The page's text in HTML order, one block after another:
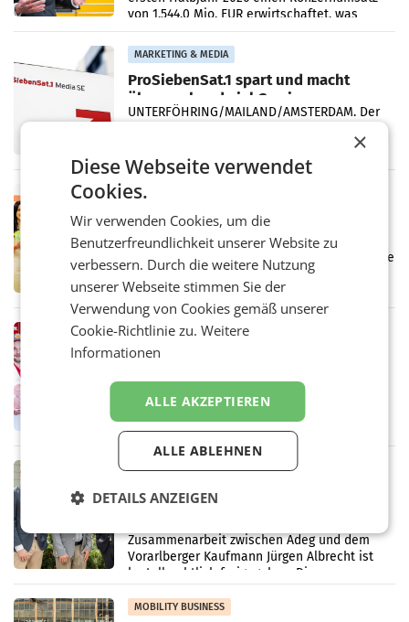
von 1.544,0 Mio. EUR erwirtschaftet, was
einem Plus von 3,8 Prozent gegenüber dem
Vergleichszeitraum
MARKETING & MEDIA
ProSiebenSat.1 spart und macht
überraschend viel Gewinn
UNTERFÖHRING/MAILAND/AMSTERDAM. Der
Frühjahr dank Kostensenkungen operativ
wieder Gewinn gemacht und die
Markterwartung deutlich übertroffen.
RETAIL
Eine Bühne für Zirkularität: ARA und
Müller informieren am POS über
Kreislauffähigkeit
Über den gesamten August hinweg rücken die
Altstoff Recycling Austria AG (ARA) und der
Handelskonzern Müller die Initiative
„Kreislauf-Helden“ in allen österreichischen
Müller-Filialen
RETAIL
Penny modernisiert zwei Filialen in
WIENER NEUDORF. – Im Rahmen einer
laufenden Modernisierungsoffensive
erneuert Penny zwei Filialen in Nieder- und
Oberösterreich. Die beiden Standorte liegen
in Haag sowie im rund
RETAIL
Alles bereit für den Wechsel: Jürgen
Zusammenarbeit zwischen Adeg und dem
Vorarlberger Kaufmann Jürgen Albrecht ist
kartellrechtlich freigegeben: Die
Bundeswettbewerbsbehörde und der
Bundeskartellanwalt
MOBILITY BUSINESS
×
Diese Webseite verwendet
Cookies.
Wir verwenden Cookies, um die
Benutzerfreundlichkeit unserer Website zu
verbessern. Durch die weitere Nutzung
unserer Webseite stimmen Sie der
Verwendung von Cookies gemäß unserer
Cookie-Richtlinie zu.Weitere
Informationen
ALLE AKZEPTIEREN
ALLE ABLEHNEN
DETAILS ANZEIGEN